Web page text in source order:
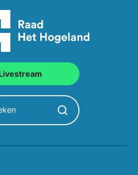
Zoekopdracht starten